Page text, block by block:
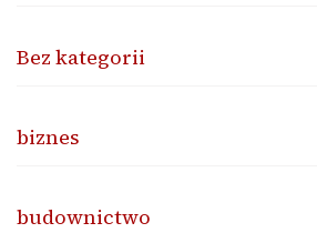
Bez kategorii
biznes
budownictwo